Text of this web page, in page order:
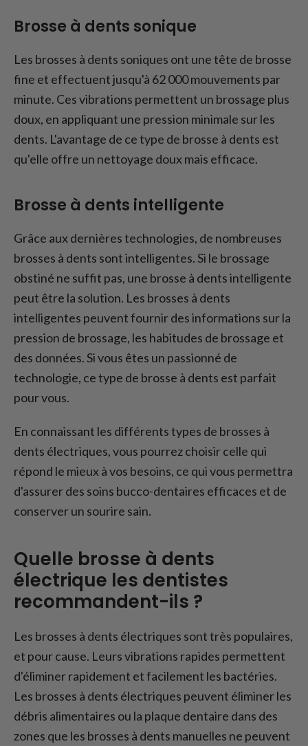
Brosse à dents sonique
Les brosses à dents soniques ont une tête de brosse
fine et effectuent jusqu'à 62 000 mouvements par
minute. Ces vibrations permettent un brossage plus
doux, en appliquant une pression minimale sur les
dents. L'avantage de ce type de brosse à dents est
qu'elle offre un nettoyage doux mais efficace.
Brosse à dents intelligente
Grâce aux dernières technologies, de nombreuses
brosses à dents sont intelligentes. Si le brossage
obstiné ne suffit pas, une brosse à dents intelligente
peut être la solution. Les brosses à dents
intelligentes peuvent fournir des informations sur la
pression de brossage, les habitudes de brossage et
des données. Si vous êtes un passionné de
technologie, ce type de brosse à dents est parfait
pour vous.
En connaissant les différents types de brosses à
dents électriques, vous pourrez choisir celle qui
répond le mieux à vos besoins, ce qui vous permettra
d'assurer des soins bucco-dentaires efficaces et de
conserver un sourire sain.
Quelle brosse à dents
électrique les dentistes
recommandent-ils ?
Les brosses à dents électriques sont très populaires,
et pour cause. Leurs vibrations rapides permettent
d'éliminer rapidement et facilement les bactéries.
Les brosses à dents électriques peuvent éliminer les
débris alimentaires ou la plaque dentaire dans des
zones que les brosses à dents manuelles ne peuvent